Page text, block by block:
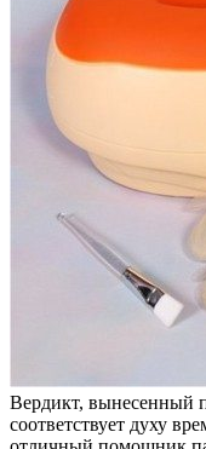
Вердикт, вынесенный
соответствует духу